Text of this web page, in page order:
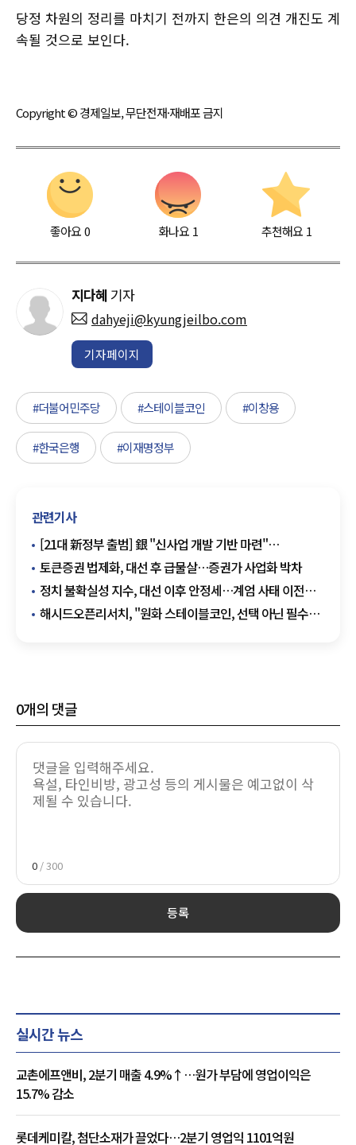
당정 차원의 정리를 마치기 전까지 한은의 의견 개진도 계
속될 것으로 보인다.
Copyright © 경제일보, 무단전재·재배포 금지
좋아요0 화나요 1 추천해요 1
지다혜 기자
dahyeji@kyungjeilbo.com
기자페이지
#더불어민주당 #스테이블코인 #이창용
#한국은행 #이재명정부
관련기사
[21대 新정부 출범] 銀 "신사업 개발 기반 마련"
촉구…'이자장사' 논란 벗어날까
토큰증권 법제화, 대선 후 급물살…증권가 사업화 박차
정치 불확실성 지수, 대선 이후 안정세…계엄 사태 이전
수준 회복
해시드오픈리서치, "원화 스테이블코인, 선택 아닌 필수"...
0개의 댓글
0 / 300
등록
실시간 뉴스
교촌에프앤비, 2분기 매출 4.9%↑…원가 부담에 영업이익은
15.7% 감소
롯데케미칼, 첨단소재가 끌었다…2분기 영업익 1101억원